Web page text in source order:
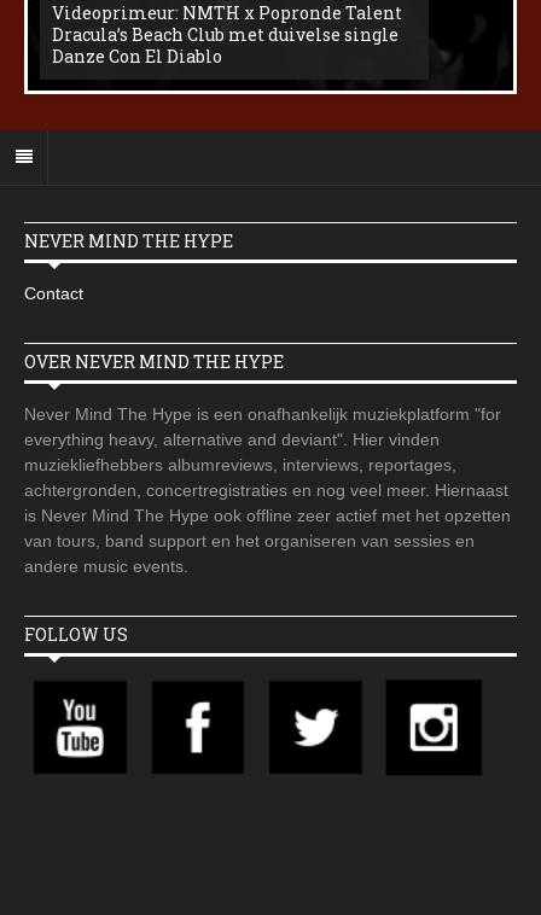
Videoprimeur: NMTH x Popronde Talent
Dracula’s Beach Club met duivelse single
Danze Con El Diablo
NEVER MIND THE HYPE
Contact
OVER NEVER MIND THE HYPE
Never Mind The Hype is een onafhankelijk muziekplatform "for
everything heavy, alternative and deviant". Hier vinden
muziekliefhebbers albumreviews, interviews, reportages,
achtergronden, concertregistraties en nog veel meer. Hiernaast
is Never Mind The Hype ook offline zeer actief met het opzetten
van tours, band support en het organiseren van sessies en
andere music events.
FOLLOW US